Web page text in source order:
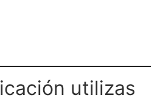
utilizas